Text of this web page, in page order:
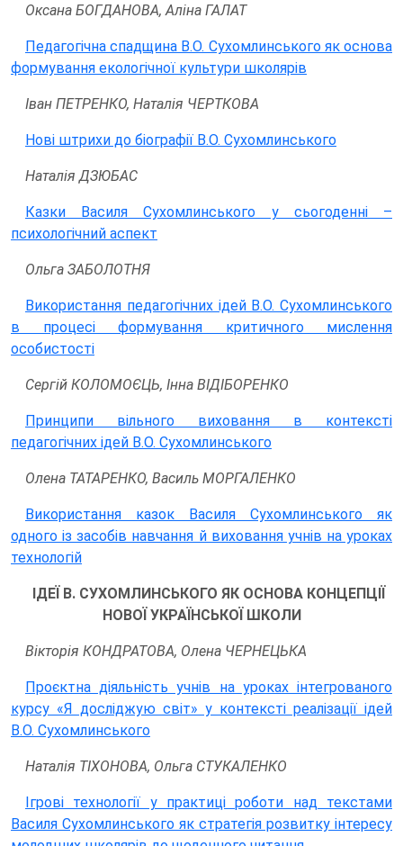
Оксана БОГДАНОВА, Аліна ГАЛАТ
Педагогічна спадщина В.О. Сухомлинського як основа
формування екологічної культури школярів
Іван ПЕТРЕНКО, Наталія ЧЕРТКОВА
Нові штрихи до біографії В.О. Сухомлинського
Наталія ДЗЮБАС
Казки Василя Сухомлинського у сьогоденні –
психологічний аспект
Ольга ЗАБОЛОТНЯ
Використання педагогічних ідей В.О. Сухомлинського
в процесі формування критичного мислення
особистості
Сергій КОЛОМОЄЦЬ, Інна ВІДІБОРЕНКО
Принципи вільного виховання в контексті
педагогічних ідей В.О. Сухомлинського
Олена ТАТАРЕНКО, Василь МОРГАЛЕНКО
Використання казок Василя Сухомлинського як
одного із засобів навчання й виховання учнів на уроках
технологій
ІДЕЇ В. СУХОМЛИНСЬКОГО ЯК ОСНОВА КОНЦЕПЦІЇ
НОВОЇ УКРАЇНСЬКОЇ ШКОЛИ
Вікторія КОНДРАТОВА, Олена ЧЕРНЕЦЬКА
Проєктна діяльність учнів на уроках інтегрованого
курсу «Я досліджую світ» у контексті реалізації ідей
В.О. Сухомлинського
Наталія ТІХОНОВА, Ольга СТУКАЛЕНКО
Ігрові технології у практиці роботи над текстами
Василя Сухомлинського як стратегія розвитку інтересу